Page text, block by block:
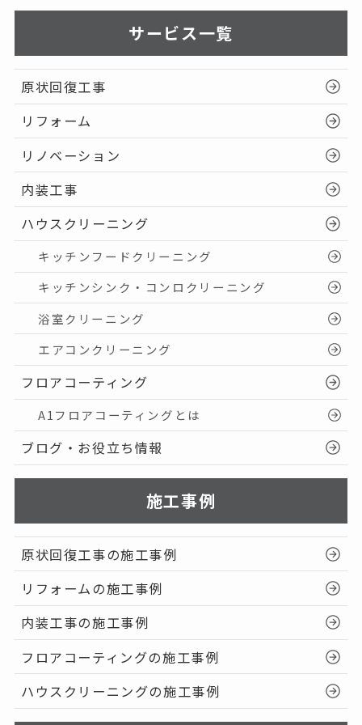
サービス一覧
原状回復工事
リフォーム
リノベーション
内装工事
ハウスクリーニング
キッチンフードクリーニング
キッチンシンク・コンロクリーニング
浴室クリーニング
エアコンクリーニング
フロアコーティング
A1フロアコーティングとは
ブログ・お役立ち情報
施工事例
原状回復工事の施工事例
リフォームの施工事例
内装工事の施工事例
フロアコーティングの施工事例
ハウスクリーニングの施工事例